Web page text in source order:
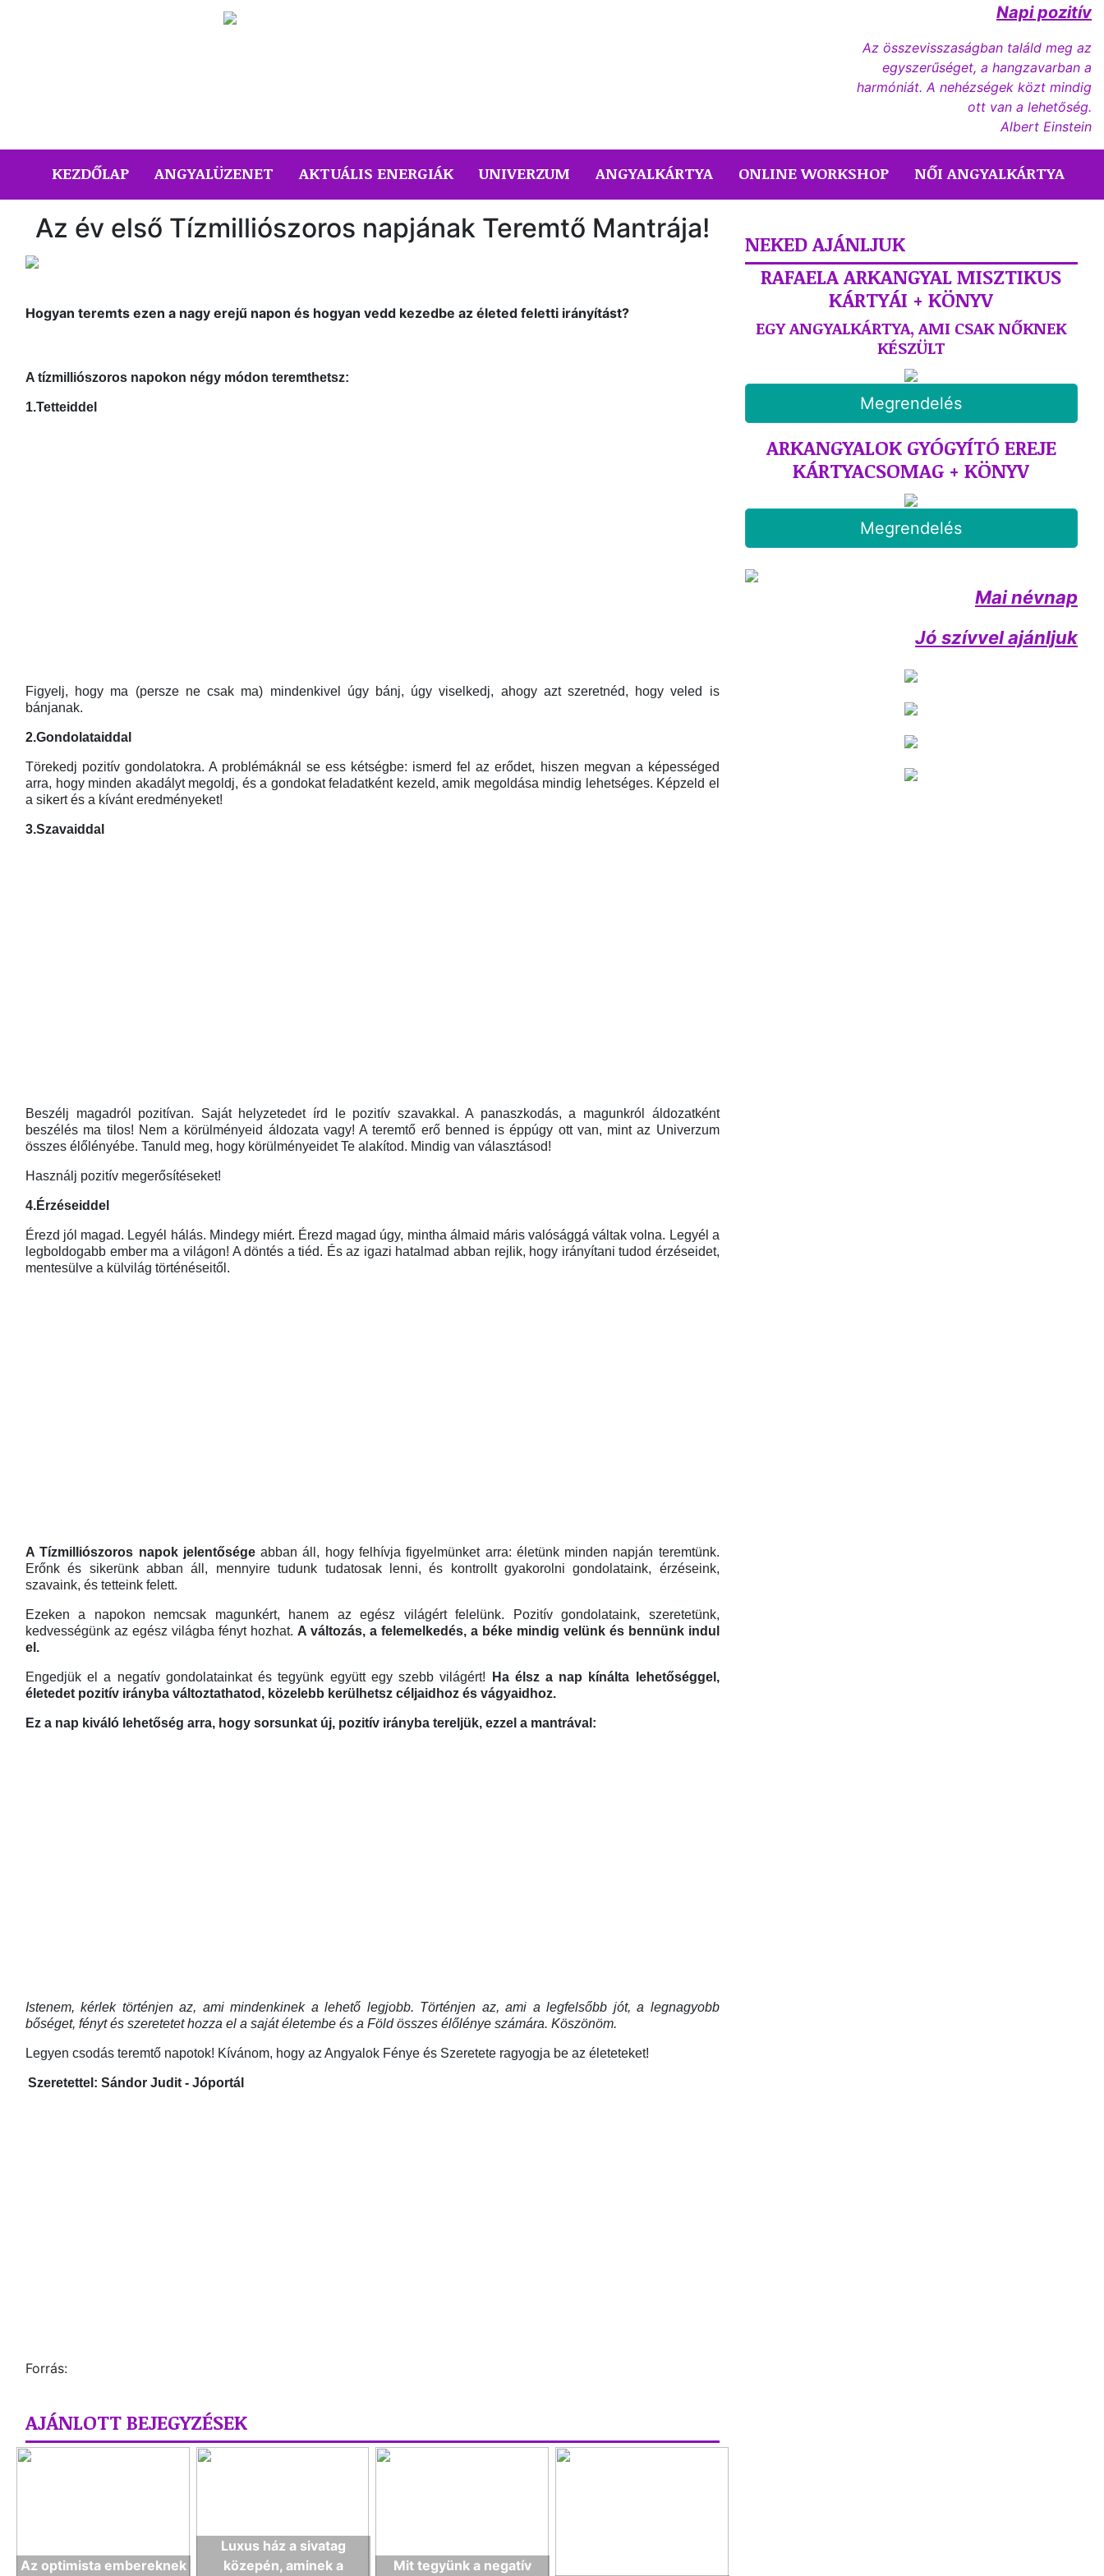
Napi pozitív
Az összevisszaságban találd meg az
egyszerűséget, a hangzavarban a
harmóniát. A nehézségek közt mindig
ott van a lehetőség.
Albert Einstein
KEZDŐLAP(CURRENT)
ANGYALÜZENET AKTUÁLIS ENERGIÁK UNIVERZUM ANGYALKÁRTYA ONLINE WORKSHOP NŐI ANGYALKÁRTYA
Az év első Tízmilliószoros napjának Teremtő Mantrája!
Hogyan teremts ezen a nagy erejű napon és hogyan vedd kezedbe az életed feletti irányítást?
A tízmilliószoros napokon négy módon teremthetsz:
1.Tetteiddel
Figyelj, hogy ma (persze ne csak ma) mindenkivel úgy bánj, úgy viselkedj, ahogy azt szeretnéd, hogy veled is
bánjanak.
2.Gondolataiddal
Törekedj pozitív gondolatokra. A problémáknál se ess kétségbe: ismerd fel az erődet, hiszen megvan a képességed
arra, hogy minden akadályt megoldj, és a gondokat feladatként kezeld, amik megoldása mindig lehetséges. Képzeld el
a sikert és a kívánt eredményeket!
3.Szavaiddal
Beszélj magadról pozitívan. Saját helyzetedet írd le pozitív szavakkal. A panaszkodás, a magunkról áldozatként
beszélés ma tilos! Nem a körülményeid áldozata vagy! A teremtő erő benned is éppúgy ott van, mint az Univerzum
összes élőlényébe. Tanuld meg, hogy körülményeidet Te alakítod. Mindig van választásod!
Használj pozitív megerősítéseket!
4.Érzéseiddel
Érezd jól magad. Legyél hálás. Mindegy miért. Érezd magad úgy, mintha álmaid máris valósággá váltak volna. Legyél a
legboldogabb ember ma a világon! A döntés a tiéd. És az igazi hatalmad abban rejlik, hogy irányítani tudod érzéseidet,
mentesülve a külvilág történéseitől.
A Tízmilliószoros napok jelentőségeabban áll, hogy felhívja figyelmünket arra: életünk minden napján teremtünk.
Erőnk és sikerünk abban áll, mennyire tudunk tudatosak lenni, és kontrollt gyakorolni gondolataink, érzéseink,
szavaink, és tetteink felett.
Ezeken a napokon nemcsak magunkért, hanem az egész világért felelünk. Pozitív gondolataink, szeretetünk,
kedvességünk az egész világba fényt hozhat. A változás, a felemelkedés, a béke mindig velünk és bennünk indul
el.
Engedjük el a negatív gondolatainkat és tegyünk együtt egy szebb világért!
Ha élsz a nap kínálta lehetőséggel,
életedet pozitív irányba változtathatod, közelebb kerülhetsz céljaidhoz és vágyaidhoz.
Ez a nap kiváló lehetőség arra, hogy sorsunkat új, pozitív irányba tereljük, ezzel a mantrával:
Istenem, kérlek történjen az, ami mindenkinek a lehető legjobb. Történjen az, ami a legfelsőbb jót, a legnagyobb
bőséget, fényt és szeretetet hozza el a saját életembe és a Föld összes élőlénye számára. Köszönöm.
Legyen csodás teremtő napotok! Kívánom, hogy az Angyalok Fénye és Szeretete ragyogja be az életeteket!
Szeretettel: Sándor Judit - Jóportál
Forrás:
AJÁNLOTT BEJEGYZÉSEK
Az optimista embereknek
Luxus ház a sivatag
közepén, aminek a
Mit tegyünk a negatív
NEKED AJÁNLJUK
RAFAELA ARKANGYAL MISZTIKUS
KÁRTYÁI + KÖNYV
EGY ANGYALKÁRTYA, AMI CSAK NŐKNEK
KÉSZÜLT
Megrendelés
ARKANGYALOK GYÓGYÍTÓ EREJE
KÁRTYACSOMAG + KÖNYV
Megrendelés
Mai névnap
Jó szívvel ajánljuk